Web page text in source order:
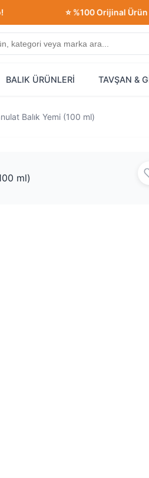
⭐ %100 Orijinal Ürün
BALIK ÜRÜNLERİ TAVŞAN &
Balık Yemi (100 ml)